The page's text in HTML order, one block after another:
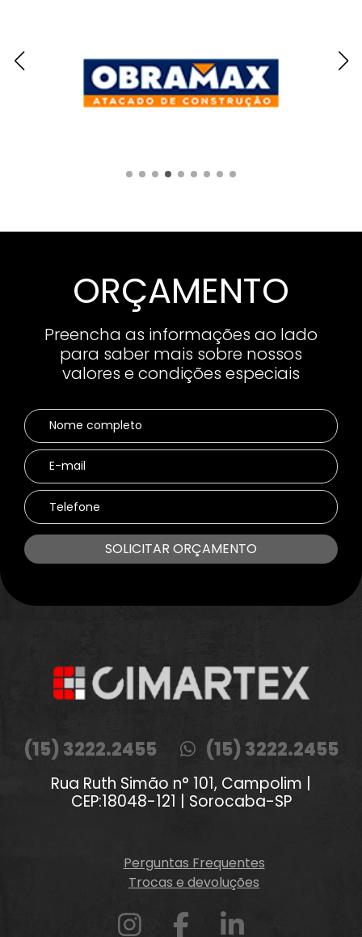
ORÇAMENTO
Preencha as informações ao lado
para saber mais sobre nossos
valores e condições especiais
SOLICITAR ORÇAMENTO
(15) 3222.2455 (15) 3222.2455
Rua Ruth Simão n° 101, Campolim |
CEP:18048-121 | Sorocaba-SP
Perguntas Frequentes
Trocas e devoluções